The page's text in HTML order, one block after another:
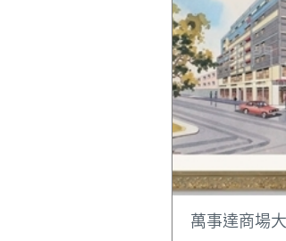
萬事達商場